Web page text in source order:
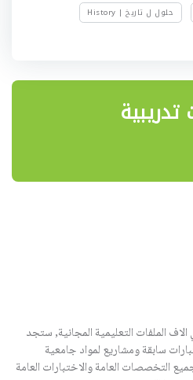
حلول ل تاريخ | History
الملفات التعليمية المجانية, ستجد
سابقة ومشاريع لمواد جامعية
التخصصات العامة والاختبارات العامة